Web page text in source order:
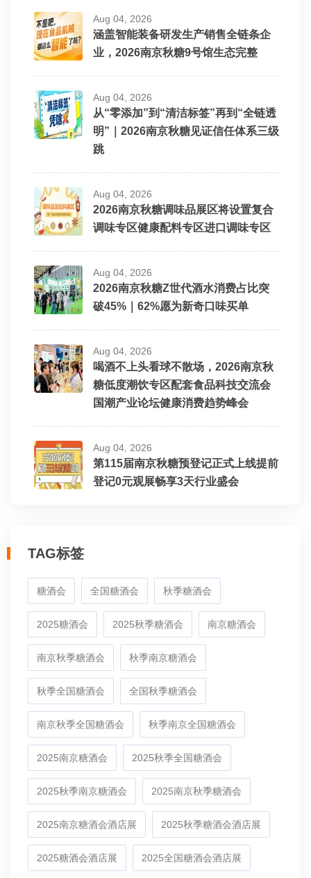
Aug 04, 2026
涵盖智能装备研发生产销售全链条企
业，2026南京秋糖9号馆生态完整
Aug 04, 2026
从“零添加”到“清洁标签”再到“全链透
明”｜2026南京秋糖见证信任体系三级
跳
Aug 04, 2026
2026南京秋糖调味品展区将设置复合
调味专区健康配料专区进口调味专区
Aug 04, 2026
2026南京秋糖Z世代酒水消费占比突
破45%｜62%愿为新奇口味买单
Aug 04, 2026
喝酒不上头看球不散场，2026南京秋
糖低度潮饮专区配套食品科技交流会
国潮产业论坛健康消费趋势峰会
Aug 04, 2026
第115届南京秋糖预登记正式上线提前
登记0元观展畅享3天行业盛会
TAG标签
糖酒会 全国糖酒会 秋季糖酒会
2025糖酒会 2025秋季糖酒会 南京糖酒会
南京秋季糖酒会 秋季南京糖酒会
秋季全国糖酒会 全国秋季糖酒会
南京秋季全国糖酒会 秋季南京全国糖酒会
2025南京糖酒会 2025秋季全国糖酒会
2025秋季南京糖酒会 2025南京秋季糖酒会
2025南京糖酒会酒店展 2025秋季糖酒会酒店展
2025糖酒会酒店展 2025全国糖酒会酒店展